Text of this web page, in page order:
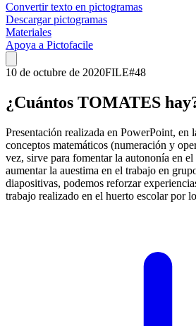
Convertir texto en pictogramas
Descargar pictogramas
Materiales
Apoya a Pictofacile
10 de octubre de 2020FILE#48
¿Cuántos TOMATES
Presentación realizada en PowerPoint, en
conceptos matemáticos (numeración y
vez, sirve para fomentar la autononía en
aumentar la auestima en el trabajo en
diapositivas, podemos reforzar
trabajo realizado en el huerto escolar por